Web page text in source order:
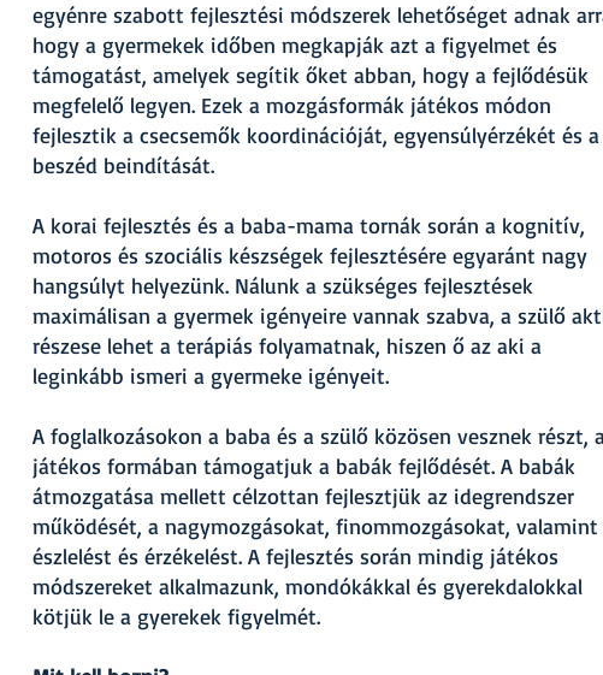
egyénre szabott fejlesztési módszerek lehetőséget adnak
hogy a gyermekek időben megkapják azt a figyelmet és
támogatást, amelyek segítik őket abban, hogy a fejlődésük
megfelelő legyen. Ezek a mozgásformák játékos módon
fejlesztik a csecsemők koordinációját, egyensúlyérzékét és a
beszéd beindítását.
A korai fejlesztés és a baba-mama tornák során a kognitív,
motoros és szociális készségek fejlesztésére egyaránt nagy
hangsúlyt helyezünk. Nálunk a szükséges fejlesztések
maximálisan a gyermek igényeire vannak szabva, a szülő
részese lehet a terápiás folyamatnak, hiszen ő az aki a
leginkább ismeri a gyermeke igényeit.
A foglalkozásokon a baba és a szülő közösen vesznek részt,
játékos formában támogatjuk a babák fejlődését. A babák
átmozgatása mellett célzottan fejlesztjük az idegrendszer
működését, a nagymozgásokat, finommozgásokat, valamint
észlelést és érzékelést. A fejlesztés során mindig játékos
módszereket alkalmazunk, mondókákkal és gyerekdalokkal
kötjük le a gyerekek figyelmét.